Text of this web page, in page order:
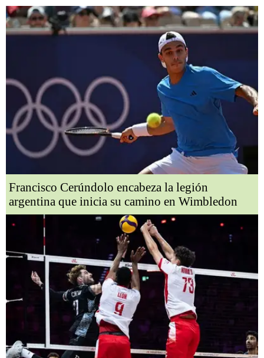
Francisco Cerúndolo encabeza la legión
argentina que inicia su camino en Wimbledon